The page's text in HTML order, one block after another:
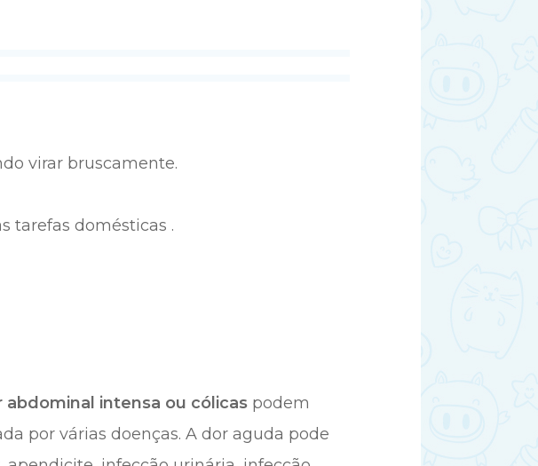
virar bruscamente.
tarefas domésticas .
abdominal intensa ou cólicas podem
por várias doenças. A dor aguda pode